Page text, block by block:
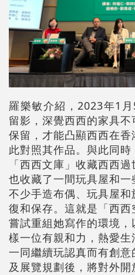
羅樂敏介紹，2023年1
留影，深覺西西的家具
保留，才能凸顯西西在
此對照其作品。與此同
「西西文庫」收藏西西
也收藏了一間玩具屋和
不少手造布偶、玩具屋
復和保存。這就是「西
嘗試重組她寫作的環境
樣一位有親和力，熱愛生
一同繼續玩認真而有創
及展覽規劃後，將對外開